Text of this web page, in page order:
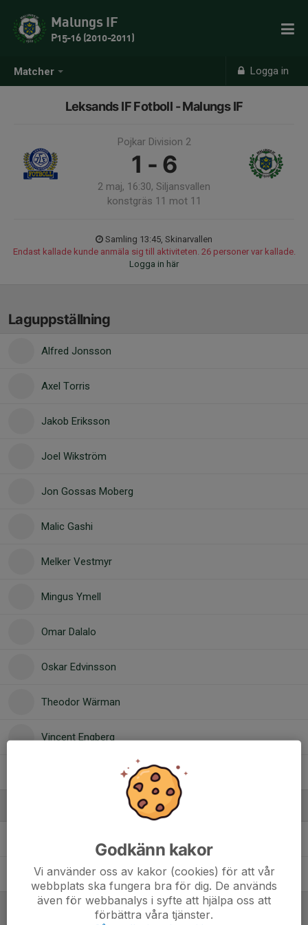
Matcher Logga in
Malungs IF
P15-16 (2010-2011)
Leksands IF Fotboll - Malungs IF
Pojkar Division 2
1 - 6
2 maj, 16:30, Siljansvallen
konstgräs 11 mot 11
Samling 13:45, Skinarvallen
Endast kallade kunde anmäla sig till aktiviteten. 26 personer var kallade.
Logga in här
Laguppställning
Alfred Jonsson
Axel Torris
Jakob Eriksson
Joel Wikström
Jon Gossas Moberg
Malic Gashi
Melker Vestmyr
Mingus Ymell
Omar Dalalo
Oskar Edvinsson
Theodor Wärman
Vincent Engberg
Urban HalvarssonTränare
Godkänn kakor
Vi använder oss av kakor (cookies) för att vår
webbplats ska fungera bra för dig. De används
även för webbanalys i syfte att hjälpa oss att
förbättra våra tjänster.